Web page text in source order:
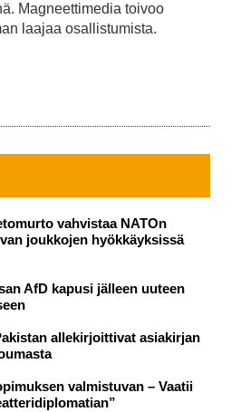
Magneettimedia toivoo
laajaa osallistumista.
vahvistaa NATOn
joukkojen hyökkäyksissä
AfD kapusi jälleen uuteen
allekirjoittivat asiakirjan
valmistuvan – Vaatii